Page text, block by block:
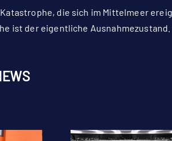
die sich im Mittelmeer
ist der eigentliche Ausnahmezustand.